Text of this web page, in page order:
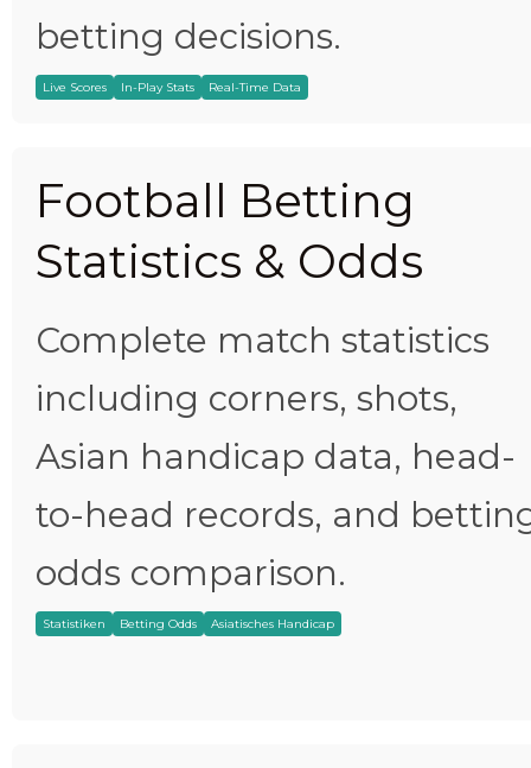
betting decisions.
Live Scores In-Play Stats Real-Time Data
Football Betting
Statistics & Odds
Complete match statistics
including corners, shots,
Asian handicap data, head-
to-head records, and
odds comparison.
Statistiken Betting Odds Asiatisches Handicap